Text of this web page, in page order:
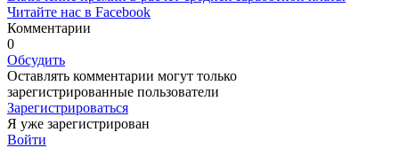
Читайте нас в Facebook
Комментарии
0
Обсудить
Оставлять комментарии могут только
зарегистрированные пользователи
Зарегистрироваться
Я уже зарегистрирован
Войти